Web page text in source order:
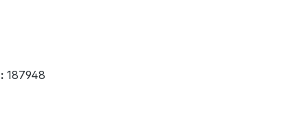
187948